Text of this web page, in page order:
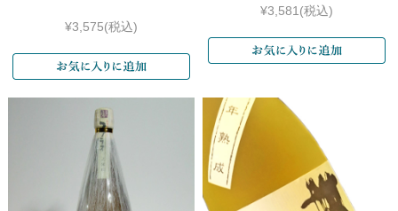
¥3,575(税込)
¥3,581 (税込)